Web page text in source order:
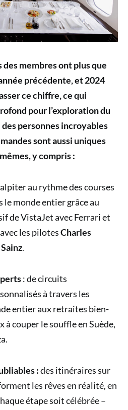
des membres ont plus que
précédente, et 2024
ce chiffre, ce qui
pour l’exploration du
personnes incroyables
sont aussi uniques
y compris :
au rythme des courses
le monde entier grâce au
de VistaJet avec Ferrari et
les pilotesCharles
.
: de circuits
à travers les
entier aux retraites bien-
à couper le souffle en Suède,
:des itinéraires sur
les rêves en réalité, en
étape soit célébrée –